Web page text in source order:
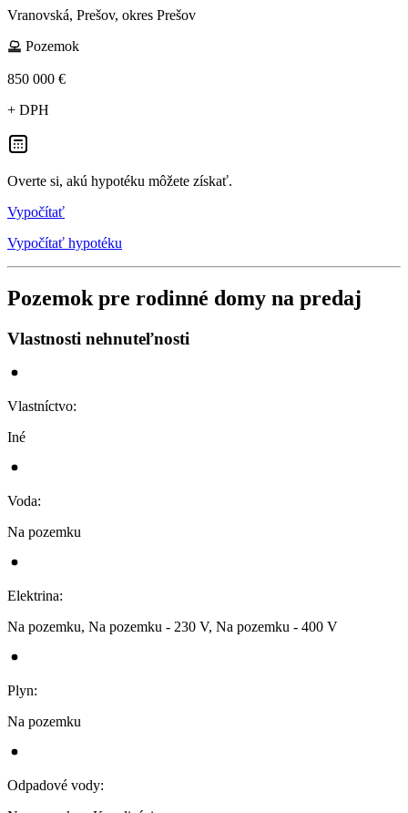
Vranovská, Prešov, okres Prešov
Pozemok
850 000 €
+ DPH
Overte si, akú hypotéku môžete získať.
Vypočítať
Vypočítať hypotéku
Pozemok pre rodinné domy na predaj
Vlastnosti nehnuteľnosti
Vlastníctvo:
Iné
Voda:
Na pozemku
Elektrina:
Na pozemku, Na pozemku - 230 V, Na pozemku - 400 V
Plyn:
Na pozemku
Odpadové vody: